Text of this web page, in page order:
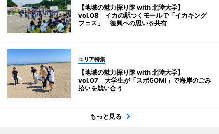
【地域の魅力探り隊 with 北陸大学】
vol.08 イカの駅つくモールで「イカキング
フェス」 復興への思いを共有
エリア特集
【地域の魅力探り隊 with 北陸大学】
vol.07 大学生が「スポGOMI」で海岸のごみ
拾いを競い合う
もっと見る